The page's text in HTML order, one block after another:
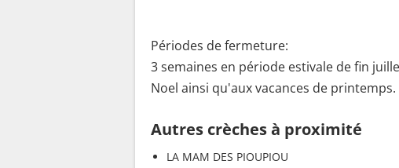
Périodes de fermeture:
3 semaines en période estivale de fin
Noel ainsi qu'aux vacances de printemps.
Autres crèches à proximité
LA MAM DES PIOUPIOU